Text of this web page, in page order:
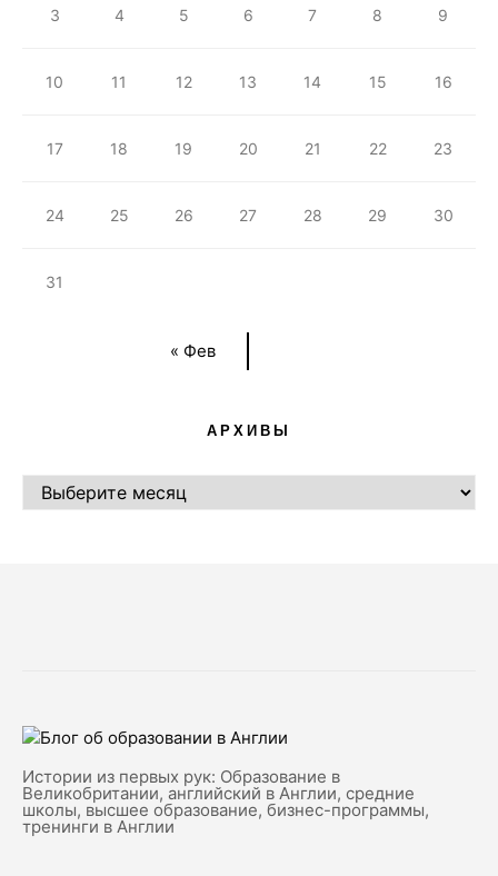
« Фев
3 4 5 6 7 8 9
10 11 12 13 14 15 16
17 18 19 20 21 22 23
24 25 26 27 28 29 30
31
АРХИВЫ
Истории из первых рук: Образование в
Великобритании, английский в Англии, средние
школы, высшее образование, бизнес-программы,
тренинги в Англии